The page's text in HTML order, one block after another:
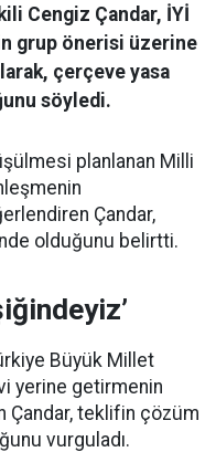
Cengiz Çandar, İYİ
grup önerisi üzerine
çerçeve yasa
söyledi.
planlanan Milli
Çandar,
olduğunu belirtti.
Büyük Millet
yerine getirmenin
Çandar, teklifin çözüm
vurguladı.